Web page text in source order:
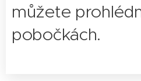
můžete
pobočkách.